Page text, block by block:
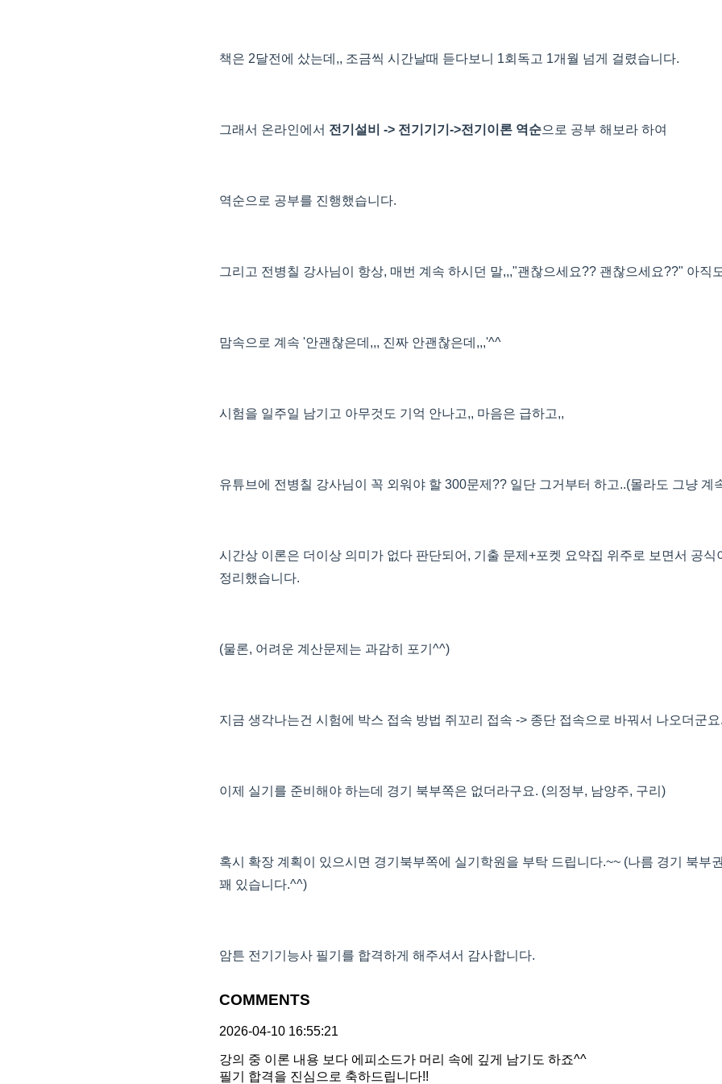
책은 2달전에 샀는데,, 조금씩 시간날때 듣다보니 1회독고 1개월 넘게 걸렸습니다.
그래서 온라인에서 전기설비 -> 전기기기->전기이론 역순으로 공부 해보라 하여
역순으로 공부를 진행했습니다.
그리고 전병칠 강사님이 항상, 매번 계속 하시던 말,,,"괜찮으세요?? 괜찮으세요??" 아직
맘속으로 계속 '안괜찮은데,,, 진짜 안괜찮은데,,,'^^
시험을 일주일 남기고 아무것도 기억 안나고,, 마음은 급하고,,
유튜브에 전병칠 강사님이 꼭 외워야 할 300문제?? 일단 그거부터 하고..(몰라도 그냥 계
시간상 이론은 더이상 의미가 없다 판단되어, 기출 문제+포켓 요약집 위주로 보면서 공식
정리했습니다.
(물론, 어려운 계산문제는 과감히 포기^^)
지금 생각나는건 시험에 박스 접속 방법 쥐꼬리 접속 -> 종단 접속으로 바꿔서 나오더군요.
이제 실기를 준비해야 하는데 경기 북부쪽은 없더라구요. (의정부, 남양주, 구리)
혹시 확장 계획이 있으시면 경기북부쪽에 실기학원을 부탁 드립니다.~~ (나름 경기 북부
꽤 있습니다.^^)
암튼 전기기능사 필기를 합격하게 해주셔서 감사합니다.
COMMENTS
2026-04-10 16:55:21
강의 중 이론 내용 보다 에피소드가 머리 속에 깊게 남기도 하죠^^
필기 합격을 진심으로 축하드립니다!!